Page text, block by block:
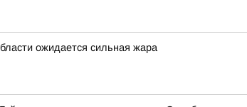
ожидается сильная жара